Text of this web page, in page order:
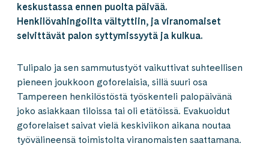
keskustassa ennen puolta päivää.
Henkilövahingoilta vältyttiin, ja viranomaiset
selvittävät palon syttymissyytä ja kulkua.
Tulipalo ja sen sammutustyöt vaikuttivat suhteellisen
pieneen joukkoon goforelaisia, sillä suuri osa
Tampereen henkilöstöstä työskenteli palopäivänä
joko asiakkaan tiloissa tai oli etätöissä. Evakuoidut
goforelaiset saivat vielä keskiviikon aikana noutaa
työvälineensä toimistolta viranomaisten saattamana.